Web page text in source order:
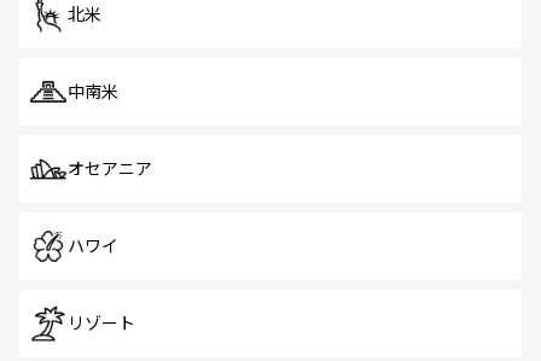
北米
中南米
オセアニア
ハワイ
リゾート